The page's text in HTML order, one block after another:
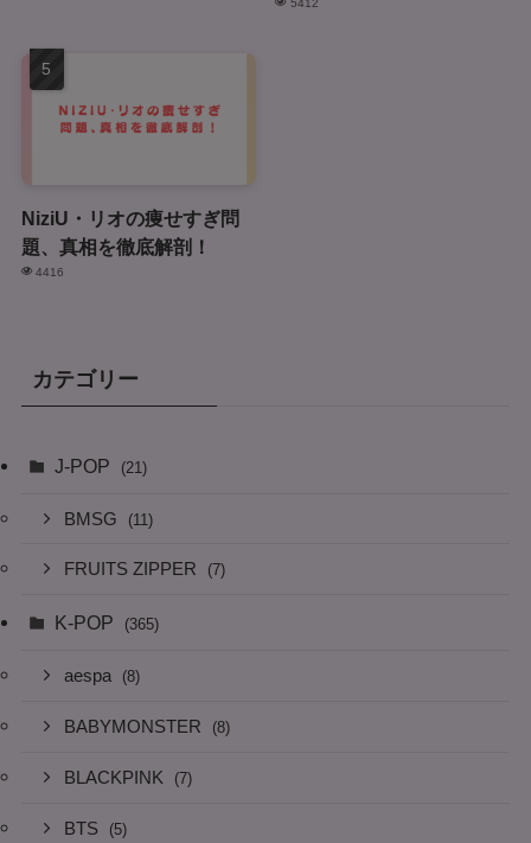
NiziU・リオの痩せすぎ問
題、真相を徹底解剖！
4416
カテゴリー
J-POP (21)
BMSG (11)
FRUITS ZIPPER (7)
K-POP (365)
aespa (8)
BABYMONSTER (8)
BLACKPINK (7)
BTS (5)